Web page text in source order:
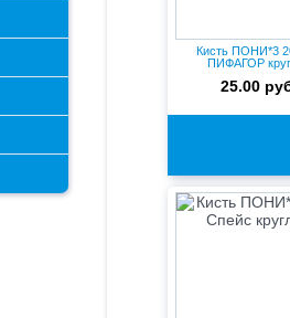
Кисть ПОНИ*3
ПИФАГОР
25.00